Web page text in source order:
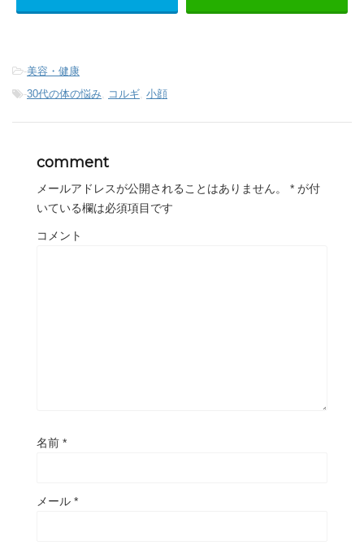
-美容・健康
-30代の体の悩み, コルギ, 小顔
comment
メールアドレスが公開されることはありません。 * が付
いている欄は必須項目です
コメント
名前 *
メール *